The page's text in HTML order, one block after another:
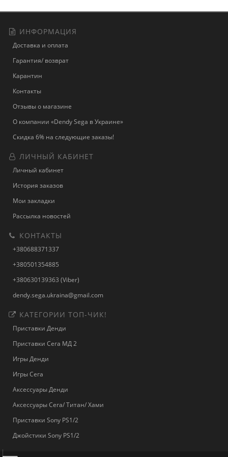
ИНФОРМАЦИЯ
Доставка и оплата
Гарантия/ возврат
Карантин
Контакты
Отзывы о магазине
О компании «Dendy Sega в Украине»
Скидка 6% на следующие заказы!
ЛИЧНЫЙ КАБИНЕТ
Личный кабинет
История заказов
Мои закладки
Рассылка новостей
КОНТАКТЫ
+380688371337
+380501354885
+380630139363 (Viber)
dendy.sega.ukraina@gmail.com
КАТЕГОРИИ ТОП-ЧИК!
Приставки Денди
Приставки Сега МД 2
Игры Денди
Игры Сега
Аксессуары Денди
Аксессуары Сега/ Титан/ Хами
Приставки Sony PS1/2
Джойстики Sony PS1/2